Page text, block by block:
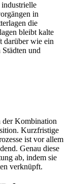
industrielle
in
die
bleibt kalte
darüber wie ein
und
der Kombination
Kurzfristige
ist vor allem
Genau diese
ab, indem sie
verknüpft.